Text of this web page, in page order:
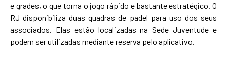
e grades, o que torna o jogo rápido e bastante estratégico. O
RJ disponibiliza duas quadras de padel para uso dos seus
associados. Elas estão localizadas na Sede Juventude e
podem ser utilizadas mediante reserva pelo aplicativo.